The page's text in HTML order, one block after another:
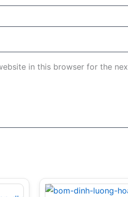
in this browser for the